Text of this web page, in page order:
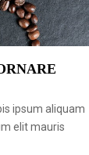
ipsum aliquam
elit mauris